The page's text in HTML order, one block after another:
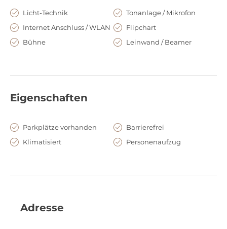
Licht-Technik
Tonanlage / Mikrofon
Internet Anschluss / WLAN
Flipchart
Bühne
Leinwand / Beamer
Eigenschaften
Parkplätze vorhanden
Barrierefrei
Klimatisiert
Personenaufzug
Adresse